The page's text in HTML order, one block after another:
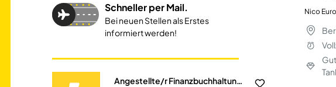
Schneller per Mail.
Bei neuen Stellen als Erstes
informiert werden!
Angestellte/r Finanzbuchhaltung, Bilanzbuchhaltung
Nico